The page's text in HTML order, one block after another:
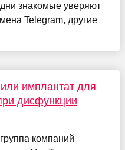
знакомые уверяют
Telegram, другие
имплантат для
дисфункции
компаний